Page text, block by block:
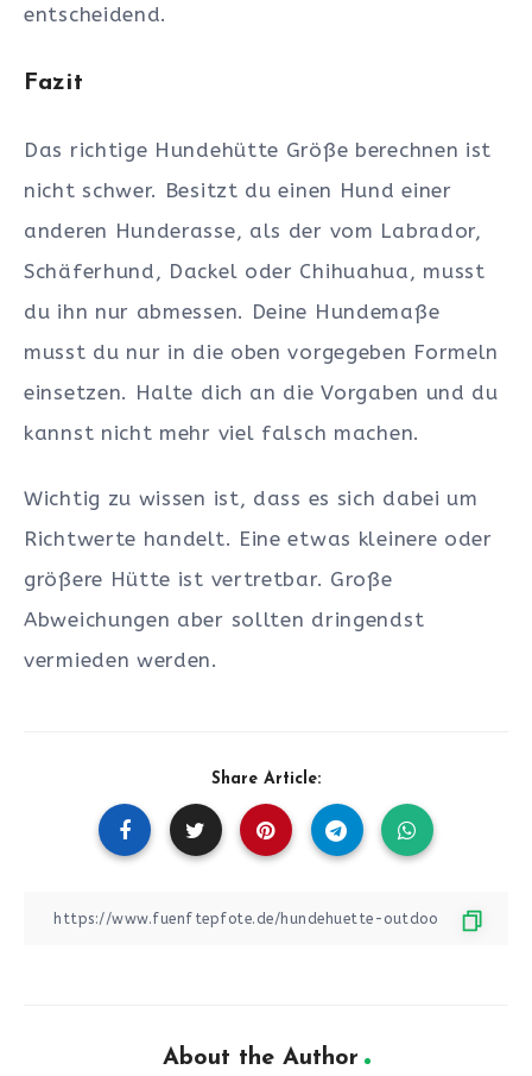
entscheidend.
Fazit
Das richtige Hundehütte Größe berechnen ist
nicht schwer. Besitzt du einen Hund einer
anderen Hunderasse, als der vom Labrador,
Schäferhund, Dackel oder Chihuahua, musst
du ihn nur abmessen. Deine Hundemaße
musst du nur in die oben vorgegeben Formeln
einsetzen. Halte dich an die Vorgaben und du
kannst nicht mehr viel falsch machen.
Wichtig zu wissen ist, dass es sich dabei um
Richtwerte handelt. Eine etwas kleinere oder
größere Hütte ist vertretbar. Große
Abweichungen aber sollten dringendst
vermieden werden.
Share Article:
About the Author